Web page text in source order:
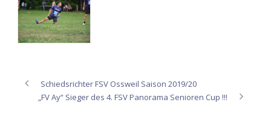
Schiedsrichter FSV Ossweil Saison 2019/20
„FV Ay“ Sieger des 4. FSV Panorama Senioren Cup !!!